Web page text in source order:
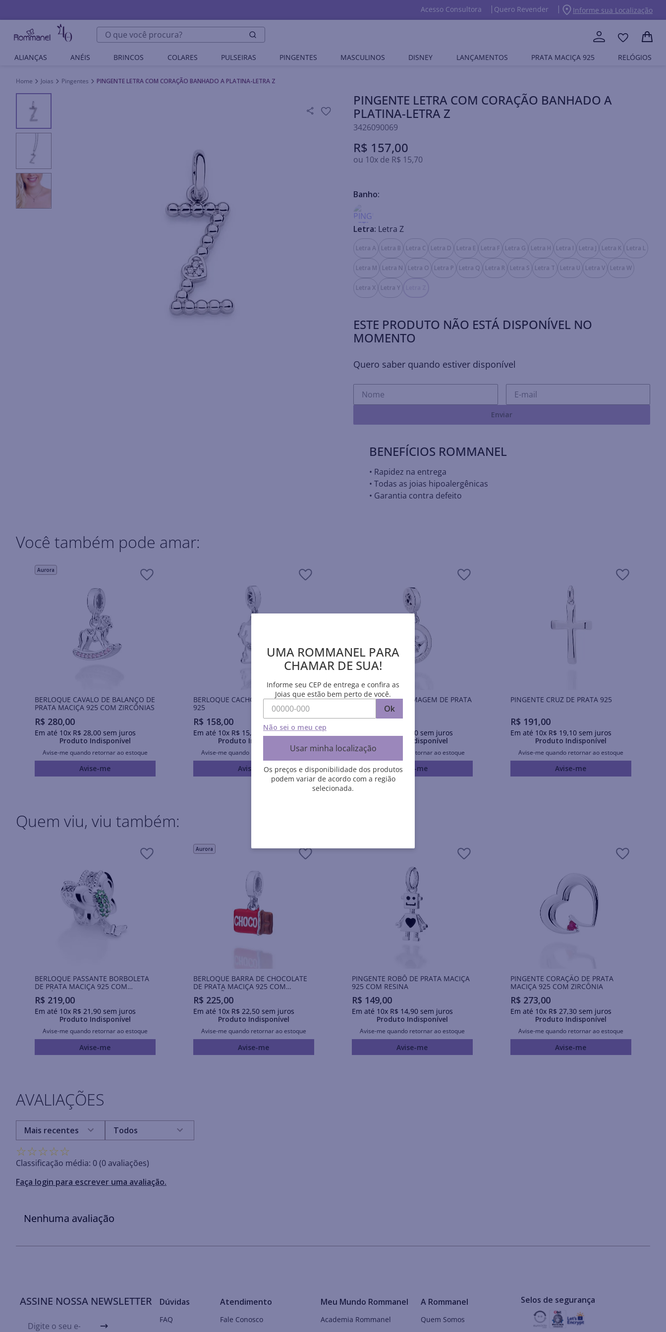
Acesso Consultora Quero Revender Informe sua Localização
O que você procura?
ALIANÇAS ANÉIS BRINCOS COLARES PULSEIRAS PINGENTES MASCULINOS DISNEY LANÇAMENTOS PRATA MACIÇA 925 RELÓGIOS
Joias Pingentes PINGENTE LETRA COM CORAÇÃO BANHADO A PLATINA-LETRA Z
PINGENTE LETRA COM CORAÇÃO BANHADO A
PLATINA-LETRA Z
3426090069
R$ 157,00
ou 10x de R$ 15,70
Banho:
Letra: Letra Z
Letra A Letra B Letra C Letra D Letra E Letra F Letra G Letra H Letra I Letra J Letra K Letra L
Letra M Letra N Letra O Letra P Letra Q Letra R Letra S Letra T Letra U Letra V Letra W
Letra X Letra Y
ESTE PRODUTO NÃO ESTÁ DISPONÍVEL NO
MOMENTO
Quero saber quando estiver disponível
Enviar
BENEFÍCIOS ROMMANEL
• Rapidez na entrega
• Todas as joias hipoalergênicas
• Garantia contra defeito
Você também pode amar:
Aurora
BERLOQUE CAVALO DE BALANÇO DE
PRATA MACIÇA 925 COM ZIRCÔNIAS
R$ 280,00
Em até 10x R$ 28,00sem juros
Produto Indisponível
Avise-me quando retornar ao estoque
Avise-me
BERLOQUE CACHORRO DE PRATA
925
R$ 158,00
Em até 10x R$ 15,
sem juros
Produto Indisponível
Avise-me quando retornar ao estoque
Avise-me
BERLOQUE ENFERMAGEM DE PRATA
R$ 225,00
50sem juros
Produto Indisponível
Avise-me quando retornar ao estoque
Avise-me
PINGENTE CRUZ DE PRATA 925
R$ 191,00
Em até 10x R$ 19,10sem juros
Produto Indisponível
Avise-me quando retornar ao estoque
Avise-me
Quem viu, viu também:
BERLOQUE PASSANTE BORBOLETA
DE PRATA MACIÇA 925 COM
ZIRCÔNIAS
R$ 219,00
Em até 10x R$ 21 ,90sem juros
Produto Indisponível
Avise-me quando retornar ao estoque
Avise-me
Aurora
BERLOQUE BARRA DE CHOCOLATE
DE PRATA MACIÇA 925 COM
APLICAÇÃO DE RESINA
R$ 225,00
Em até 10x R$ 22,50sem juros
Produto Indisponível
Avise-me quando retornar ao estoque
Avise-me
PINGENTE ROBÔ DE PRATA MACIÇA
925 COM RESINA
R$ 149,00
Em até 10x R$ 14,90sem juros
Produto Indisponível
Avise-me quando retornar ao estoque
Avise-me
PINGENTE CORAÇÃO DE PRATA
MACIÇA 925 COM ZIRCÔNIA
R$ 273,00
Em até 10x R$ 27,30sem juros
Produto Indisponível
Avise-me quando retornar ao estoque
Avise-me
AVALIAÇÕES
☆☆☆☆☆
Classificação média: 0(0 avaliações)
Faça login para escrever uma avaliação.
Mais recentes Todos
Nenhuma avaliação
ASSINE NOSSA NEWSLETTER Dúvidas
FAQ
Atendimento
Fale Conosco
Meu Mundo Rommanel
Academia Rommanel
A Rommanel
Quem Somos
Selos de segurança
UMA ROMMANEL PARA
CHAMAR DE SUA!
Informe seu CEP de entrega e confira as
Joias que estão bem perto de você.
Ok
Não sei o meu cep
Usar minha localização
Os preços e disponibilidade dos produtos
podem variar de acordo com a região
selecionada.